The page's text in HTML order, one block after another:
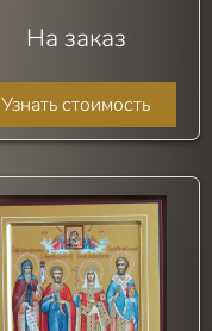
На заказ
Узнать стоимость